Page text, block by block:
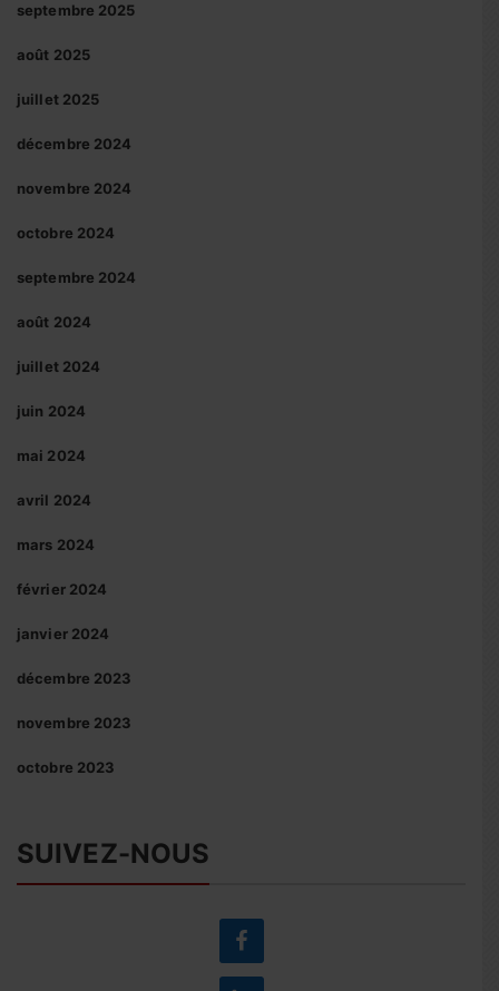
septembre 2025
août 2025
juillet 2025
décembre 2024
novembre 2024
octobre 2024
septembre 2024
août 2024
juillet 2024
juin 2024
mai 2024
avril 2024
mars 2024
février 2024
janvier 2024
décembre 2023
novembre 2023
octobre 2023
SUIVEZ-NOUS